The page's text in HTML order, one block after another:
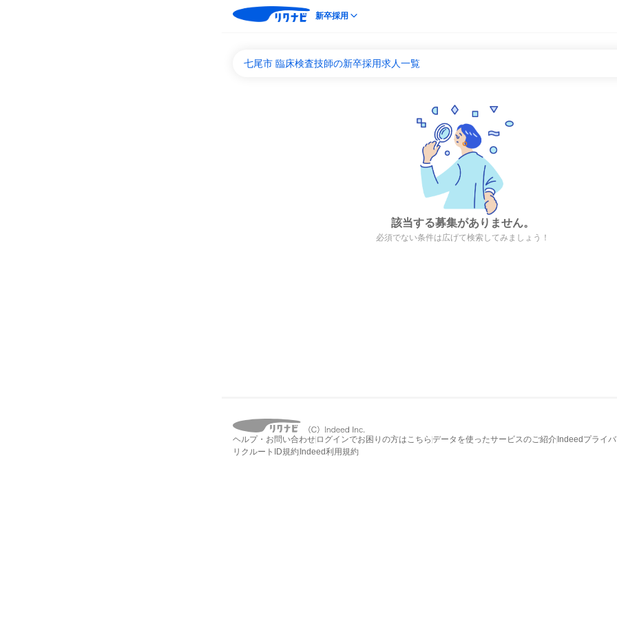
新卒採用
七尾市 臨床検査技師の新卒採用求人一覧
該当する募集がありません。
必須でない条件は広げて検索してみましょう！
ヘルプ・お問い合わせ ログインでお困りの方はこちら データを使ったサービスのご紹介 Indeedプライ
リクルートID規約 Indeed利用規約